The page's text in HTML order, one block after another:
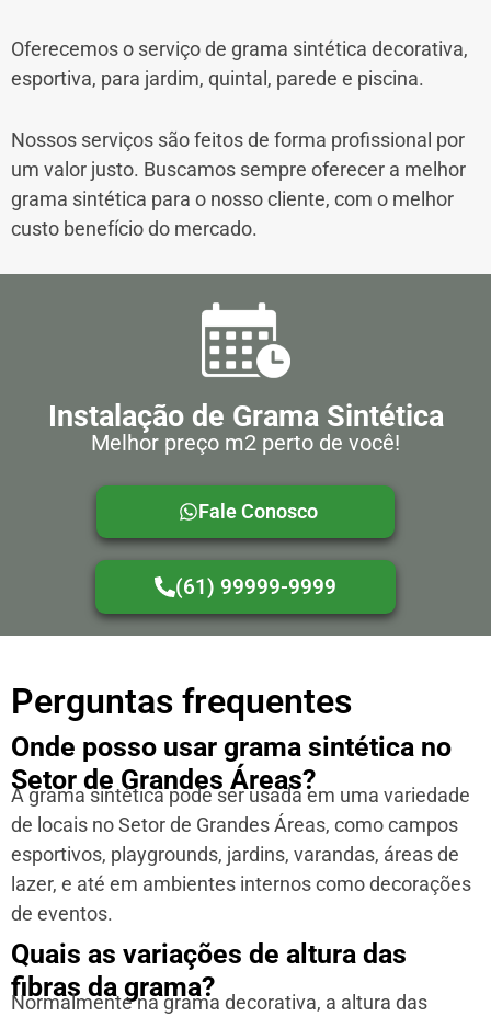
Oferecemos o serviço de grama sintética decorativa,
esportiva, para jardim, quintal, parede e piscina.
Nossos serviços são feitos de forma profissional por
um valor justo. Buscamos sempre oferecer a melhor
grama sintética para o nosso cliente, com o melhor
custo benefício do mercado.
Instalação de Grama Sintética
Melhor preço m2 perto de você!
Fale Conosco
(61) 99999-9999
Perguntas frequentes
Onde posso usar grama sintética no
Setor de Grandes Áreas?
A grama sintética pode ser usada em uma variedade
de locais no Setor de Grandes Áreas, como campos
esportivos, playgrounds, jardins, varandas, áreas de
lazer, e até em ambientes internos como decorações
de eventos.
Quais as variações de altura das
fibras da grama?
Normalmente na grama decorativa, a altura das